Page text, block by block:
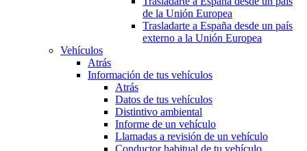
de la Unión Europea
Trasladarte a España desde un país
externo a la Unión Europea
Vehículos
Atrás
Información de tus vehículos
Atrás
Datos de tus vehículos
Distintivo ambiental
Informe de un vehículo
Llamadas a revisión de un vehículo